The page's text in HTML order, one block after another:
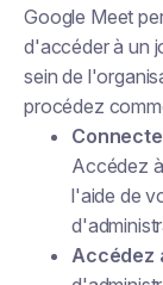
Google Meet
d'accéder à un
sein de
procédez
Accédez à
l'aide de
Accédez